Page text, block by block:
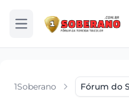
Abrir menu
1Soberano Fórum do